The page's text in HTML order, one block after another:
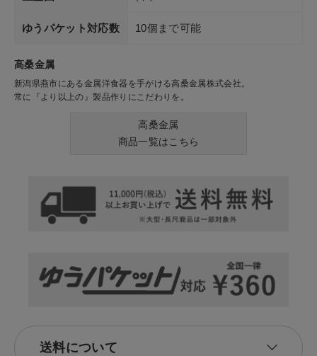
ゆうパケット対応数 10個まで可能
高桑金属
新潟県燕市にある金属洋食器を手がける高桑金属株式会社。
常に『より以上の』製品作りにこだわりを。
高桑金属
商品一覧はこちら
送料について